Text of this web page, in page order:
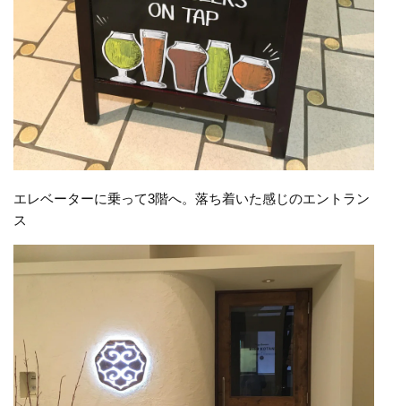
エレベーターに乗って3階へ。落ち着いた感じのエントラン
ス